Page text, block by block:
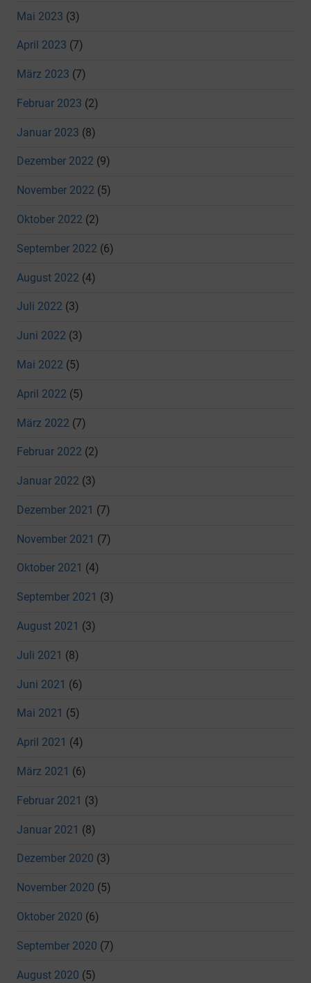
Mai 2023 (3)
April 2023 (7)
März 2023 (7)
Februar 2023 (2)
Januar 2023 (8)
Dezember 2022 (9)
November 2022 (5)
Oktober 2022 (2)
September 2022 (6)
August 2022 (4)
Juli 2022 (3)
Juni 2022 (3)
Mai 2022 (5)
April 2022 (5)
März 2022 (7)
Februar 2022 (2)
Januar 2022 (3)
Dezember 2021 (7)
November 2021 (7)
Oktober 2021 (4)
September 2021 (3)
August 2021 (3)
Juli 2021 (8)
Juni 2021 (6)
Mai 2021 (5)
April 2021 (4)
März 2021 (6)
Februar 2021 (3)
Januar 2021 (8)
Dezember 2020 (3)
November 2020 (5)
Oktober 2020 (6)
September 2020 (7)
August 2020 (5)